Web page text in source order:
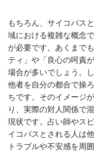
もちろん、サイコパス
域における複雑な概念
が必要です。あくまで
ティ」や「良心の呵責
場合が多いでしょう。
他者を自分の都合で操
ちです。そのイメージ
り、実際の対人関係で
現状です。占い師やス
イコパスとされる人は
トラブルや不安感を周